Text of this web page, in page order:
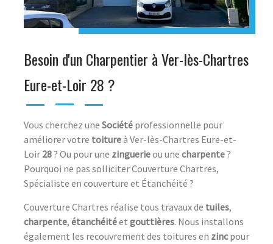
Besoin d'un Charpentier à Ver-lès-Chartres
Eure-et-Loir 28 ?
Vous cherchez une Société professionnelle pour
améliorer votre toitureà Ver-lès-Chartres Eure-et-
Loir 28? Ou pour une zinguerieou une charpente?
Pourquoi ne pas solliciter Couverture Chartres,
Spécialiste en couverture et Étanchéité ?
Couverture Chartres réalise tous travaux de tuiles,
charpente, étanchéitéet gouttières. Nous installons
également les recouvrement des toitures en zincpour